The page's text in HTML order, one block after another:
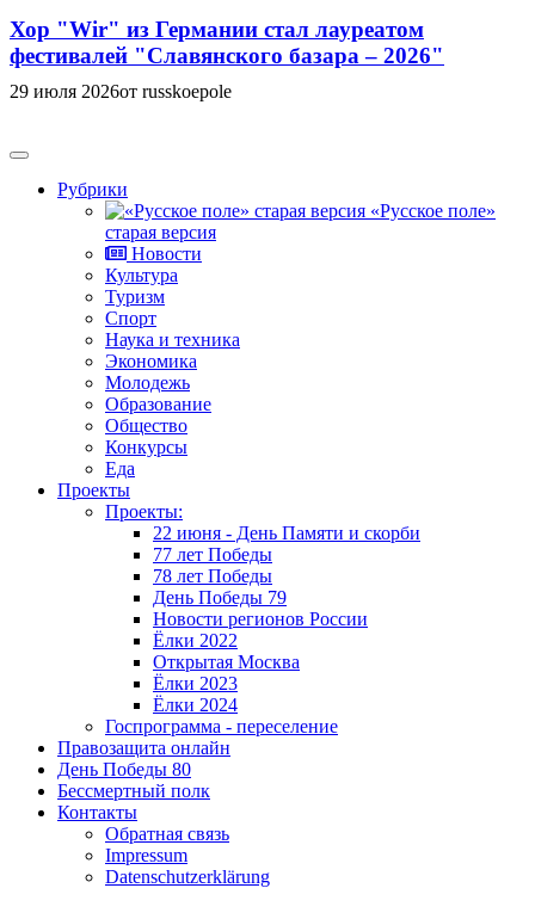
Хор "Wir" из Германии стал лауреатом
фестивалей "Славянского базара – 2026"
29 июля 2026от russkoepole
Рубрики
«Русское поле»
старая версия
Новости
Культура
Туризм
Спорт
Наука и техника
Экономика
Молодежь
Образование
Общество
Конкурсы
Еда
Проекты
Проекты:
22 июня - День Памяти и скорби
77 лет Победы
78 лет Победы
День Победы 79
Новости регионов России
Ёлки 2022
Открытая Москва
Ёлки 2023
Ёлки 2024
Госпрограмма - переселение
Правозащита онлайн
День Победы 80
Бессмертный полк
Контакты
Обратная связь
Impressum
Datenschutzerklärung